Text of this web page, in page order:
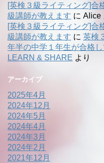
[英検３級ライティング]合
級講師が教えます に Alice
[英検３級ライティング]合
級講師が教えます に 英検
年半の中学１年生が合格
LEARN & SHARE より
アーカイブ
2025年4月
2024年12月
2024年5月
2024年4月
2024年3月
2024年2月
2021年12月